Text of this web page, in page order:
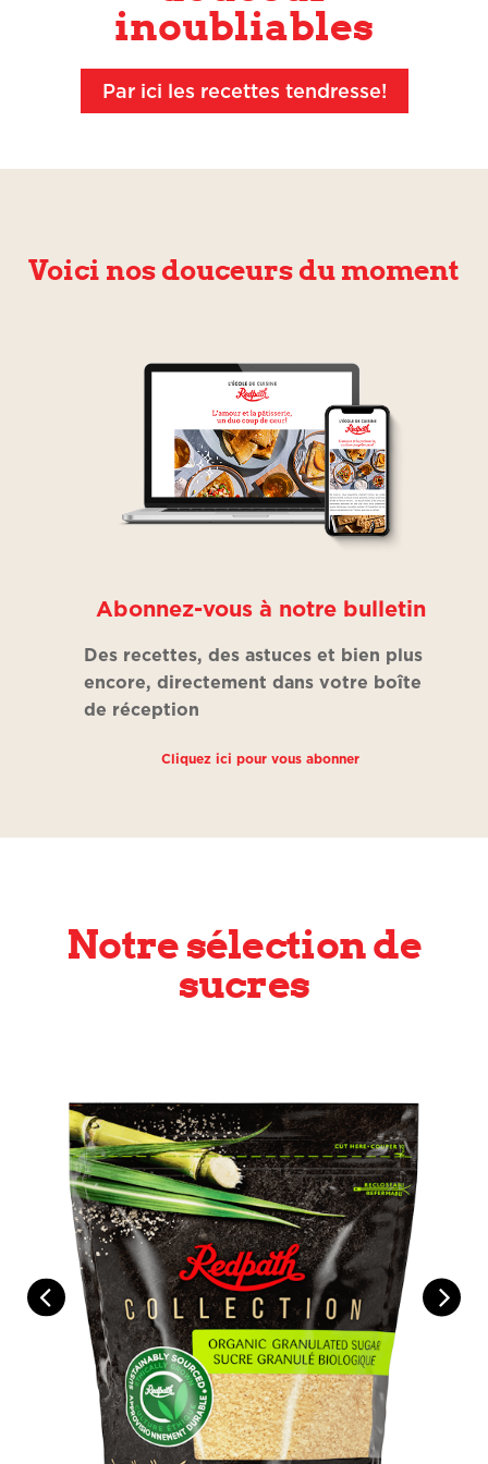
inoubliables
Par ici les recettes tendresse!
Voici nos douceurs du moment
Abonnez-vous à notre bulletin
Des recettes, des astuces et bien plus
encore, directement dans votre boîte
de réception
Cliquez ici pour vous abonner
Notre sélection de
sucres